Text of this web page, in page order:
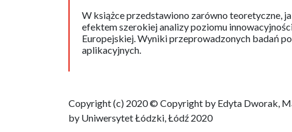
W książce przedstawiono zarówno teoretyczne,
efektem szerokiej analizy poziomu
Europejskiej. Wyniki przeprowadzonych badań
aplikacyjnych.
Copyright (c) 2020 © Copyright by Edyta Dworak,
by Uniwersytet Łódzki, Łódź 2020